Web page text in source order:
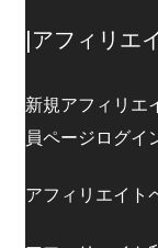
|アフィリエ
新規アフィリエ
員ページログイ
アフィリエイト